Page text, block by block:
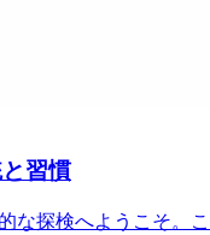
習慣
な探検へようこそ。